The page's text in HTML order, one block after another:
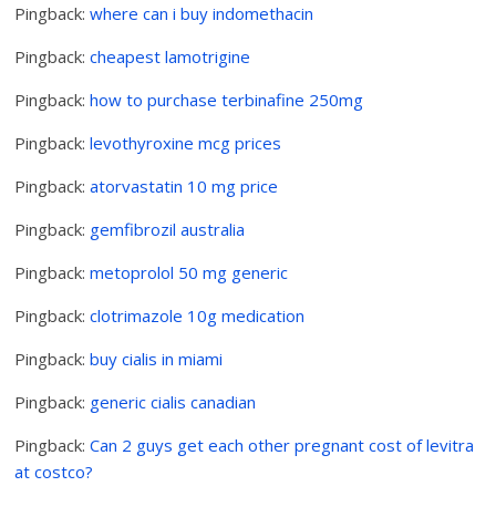
Pingback:where can i buy indomethacin
Pingback:cheapest lamotrigine
Pingback:how to purchase terbinafine 250mg
Pingback:levothyroxine mcg prices
Pingback:atorvastatin 10 mg price
Pingback: gemfibrozil australia
Pingback:metoprolol 50 mg generic
Pingback:clotrimazole 10g medication
Pingback:buy cialis in miami
Pingback: generic cialis canadian
Pingback:Can 2 guys get each other pregnant cost of levitra
at costco?